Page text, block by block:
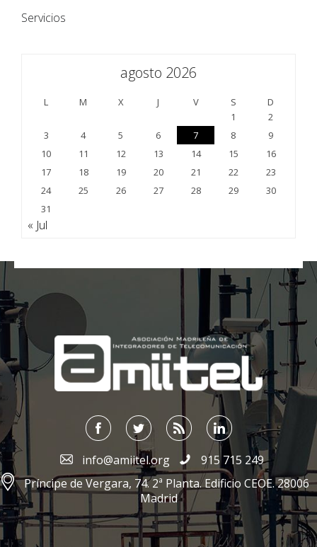
Servicios
agosto 2026
L M X J V S
D
1
2
3
4 5 6 7 8
9
10
11 12 13 14 15
16
17
18 19 20 21 22
23
24
25 26 27 28 29
30
31
« Jul
;
info@amiitel.org
915 715 249
Príncipe de Vergara, 74. 2ª Planta. Edificio CEOE. 28006
Madrid